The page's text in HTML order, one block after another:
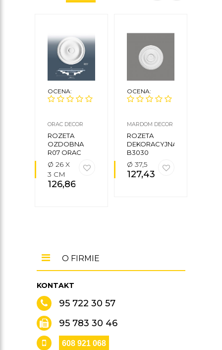
OCENA:
ORAC DECOR
ROZETA
OZDOBNA
R07 ORAC
DECOR
Ø 26 X
3 CM
126,86
OCENA:
MARDOM DECOR
ROZETA
DEKORACYJNA
B3030
Ø 37,5
127,43
KONTAKT
95 722 30 57
95 783 30 46
608 921 068
O FIRMIE